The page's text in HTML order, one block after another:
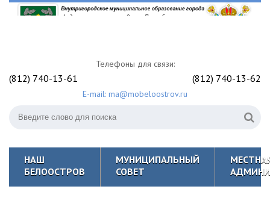
Телефоны для связи:
(812) 740-13-61 (812) 740-13-62
E-mail: ma@mobeloostrov.ru
НАШ
БЕЛООСТРОВ
МУНИЦИПАЛЬНЫЙ
СОВЕТ